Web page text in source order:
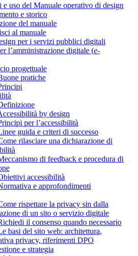
e uso del Manuale operativo di design
e storico
del manuale
al manuale
per i servizi pubblici digitali
l’amministrazione digitale (e-
progettuale
pratiche
by design
per l’accessibilità
guida e criteri di successo
rilasciare una dichiarazione di
di feedback e procedura di
accessibilità
e approfondimenti
rispettare la privacy sin dalla
di un sito o servizio digitale
il consenso quando necessario
basi del sito web: architettura,
privacy, riferimenti DPO
e strategia